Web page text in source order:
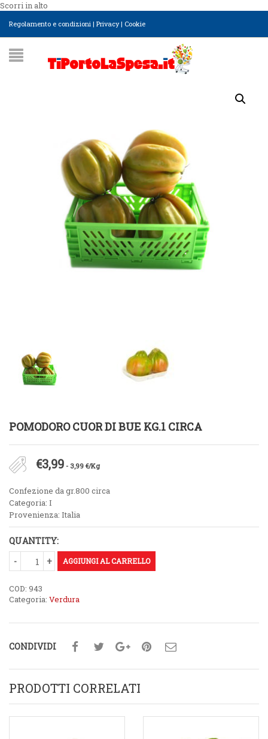
Scorri in alto
Regolamento e condizioni | Privacy| Cookie
POMODORO CUOR DI BUE KG.1 CIRCA
€3,99 - 3,99 €/Kg
Confezione da gr.800 circa
Categoria: I
Provenienza: Italia
QUANTITY:
AGGIUNGI AL CARRELLO
COD: 943
Categoria: Verdura
CONDIVIDI
PRODOTTI CORRELATI